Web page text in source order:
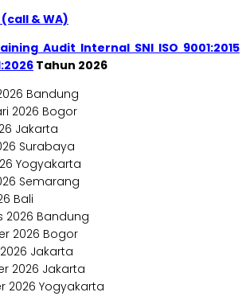
& WA)
Audit Internal SNI ISO 9001:2015
Tahun 2026
Bandung
2026 Bogor
Jakarta
Surabaya
Yogyakarta
Semarang
Bali
2026 Bandung
2026 Bogor
Jakarta
2026 Jakarta
2026 Yogyakarta